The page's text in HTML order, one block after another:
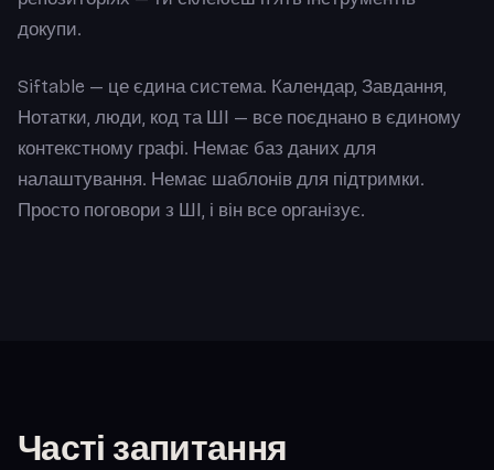
докупи.
Siftable — це єдина система. Календар, Завдання,
Нотатки, люди, код та ШІ — все поєднано в єдиному
контекстному графі. Немає баз даних для
налаштування. Немає шаблонів для підтримки.
Просто поговори з ШІ, і він все організує.
Часті запитання